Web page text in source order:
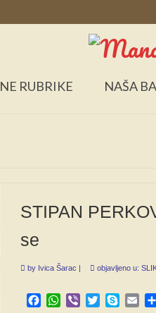
RUBRIKE NAŠA
STIPAN
se
by Ivica Šarac | objavljeno u:
Facebook
WhatsApp
Viber TwitterSkype